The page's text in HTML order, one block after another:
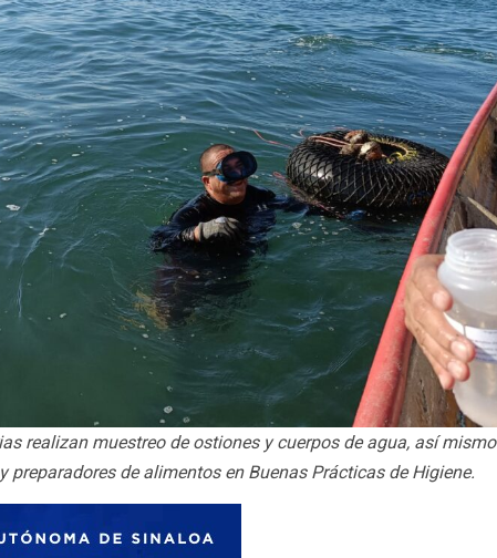
realizan muestreo de ostiones y cuerpos de agua, así mismo
preparadores de alimentos en Buenas Prácticas de Higiene.